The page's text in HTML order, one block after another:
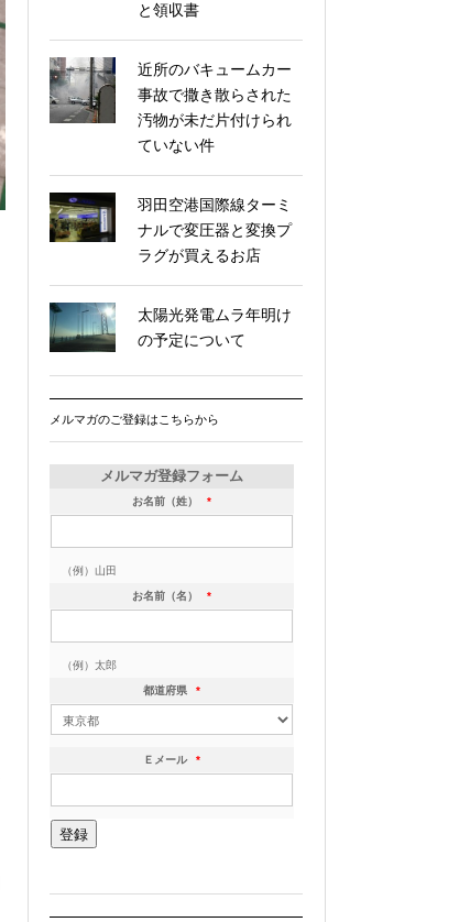
と領収書
近所のバキュームカー
事故で撒き散らされた
汚物が未だ片付けられ
ていない件
羽田空港国際線ターミ
ナルで変圧器と変換プ
ラグが買えるお店
太陽光発電ムラ年明け
の予定について
メルマガのご登録はこちらから
メルマガ登録フォーム
お名前（姓） *
（例）山田
お名前（名） *
（例）太郎
都道府県 *
Ｅメール *